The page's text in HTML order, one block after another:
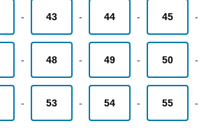
- 43 - 44 - 45 -
- 48 - 49 - 50 -
- 53 - 54 - 55 -